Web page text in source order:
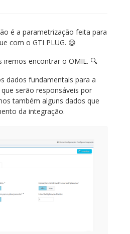
é a parametrização feita para
com o GTI PLUG. 😃
iremos encontrar o OMIE. 🔍​
dados fundamentais para a
serão responsáveis por
também alguns dados que
da integração.